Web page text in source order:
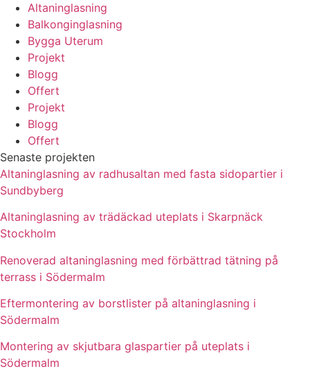
Altaninglasning
Balkonginglasning
Bygga Uterum
Projekt
Blogg
Offert
Projekt
Blogg
Offert
Senaste projekten
Altaninglasning av radhusaltan med fasta sidopartier i
Sundbyberg
Altaninglasning av trädäckad uteplats i Skarpnäck
Stockholm
Renoverad altaninglasning med förbättrad tätning på
terrass i Södermalm
Eftermontering av borstlister på altaninglasning i
Södermalm
Montering av skjutbara glaspartier på uteplats i
Södermalm